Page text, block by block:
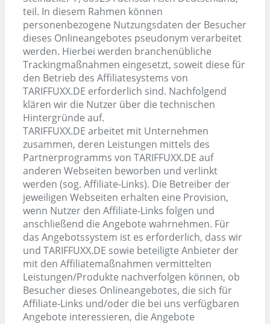
teil. In diesem Rahmen können
personenbezogene Nutzungsdaten der Besucher
dieses Onlineangebotes pseudonym verarbeitet
werden. Hierbei werden branchenübliche
Trackingmaßnahmen eingesetzt, soweit diese für
den Betrieb des Affiliatesystems von
TARIFFUXX.DE erforderlich sind. Nachfolgend
klären wir die Nutzer über die technischen
Hintergründe auf.
TARIFFUXX.DE arbeitet mit Unternehmen
zusammen, deren Leistungen mittels des
Partnerprogramms von TARIFFUXX.DE auf
anderen Webseiten beworben und verlinkt
werden (sog. Affiliate-Links). Die Betreiber der
jeweiligen Webseiten erhalten eine Provision,
wenn Nutzer den Affiliate-Links folgen und
anschließend die Angebote wahrnehmen. Für
das Angebotssystem ist es erforderlich, dass wir
und TARIFFUXX.DE sowie beteiligte Anbieter der
mit den Affiliatemaßnahmen vermittelten
Leistungen/Produkte nachverfolgen können, ob
Besucher dieses Onlineangebotes, die sich für
Affiliate-Links und/oder die bei uns verfügbaren
Angebote interessieren, die Angebote